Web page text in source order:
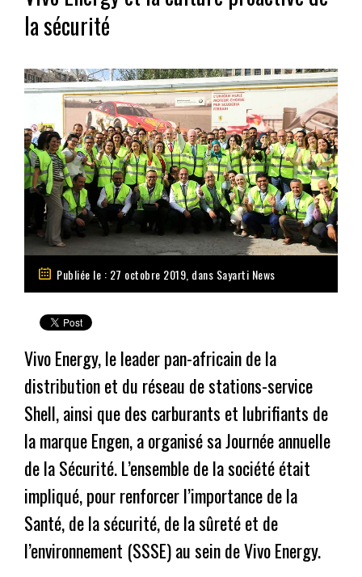
la sécurité
Publiée le : 27 octobre 2019, dans Sayarti News
Vivo Energy, le leader pan-africain de la
distribution et du réseau de stations-service
Shell, ainsi que des carburants et lubrifiants de
la marque Engen, a organisé sa Journée annuelle
de la Sécurité. L’ensemble de la société était
impliqué, pour renforcer l’importance de la
Santé, de la sécurité, de la sûreté et de
l’environnement (SSSE) au sein de Vivo Energy.